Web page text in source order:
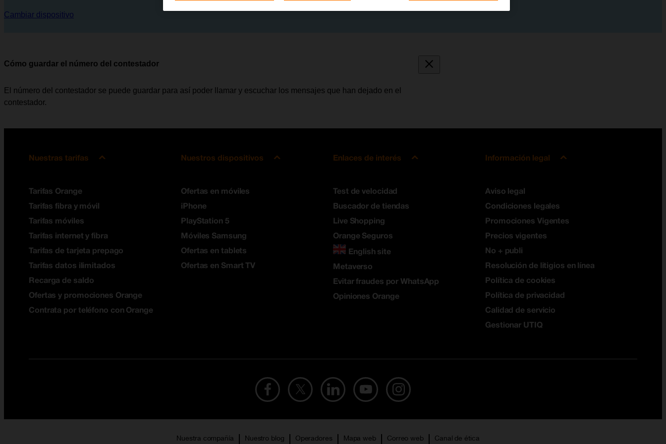
Cambiar dispositivo
Cómo guardar el número del contestador
El número del contestador se puede guardar para así poder llamar y escuchar los mensajes que han dejado en el
contestador.
Nuestras tarifas
Tarifas Orange
Tarifas fibra y móvil
Tarifas móviles
Tarifas internet y fibra
Tarifas de tarjeta prepago
Tarifas datos ilimitados
Recarga de saldo
Ofertas y promociones Orange
Contrata por teléfono con Orange
Nuestros dispositivos
Ofertas en móviles
iPhone
PlayStation 5
Móviles Samsung
Ofertas en tablets
Ofertas en Smart TV
Enlaces de interés
Test de velocidad
Buscador de tiendas
Live Shopping
Orange Seguros
English site
Metaverso
Evitar fraudes por WhatsApp
Opiniones Orange
Información legal
Aviso legal
Condiciones legales
Promociones Vigentes
Precios vigentes
No + publi
Resolución de litigios en línea
Política de cookies
Política de privacidad
Calidad de servicio
Gestionar UTIQ
Nuestra compañía Nuestro blog Operadores Mapa web Correo web Canal de ética